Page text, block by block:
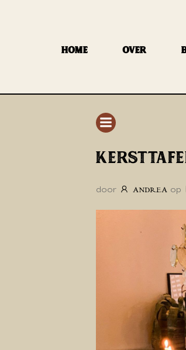
HOME OVER
door ANDREA op